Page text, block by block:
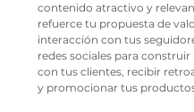
contenido atractivo y
refuerce tu propuesta de
interacción con tus
redes sociales para construir
con tus clientes, recibir
y promocionar tus